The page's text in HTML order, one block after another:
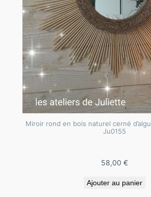
e
n
b
o
i
s
n
a
uMiroir rond en bois naturel cerné
Ju0155
58,00 €
Ajouter au panier